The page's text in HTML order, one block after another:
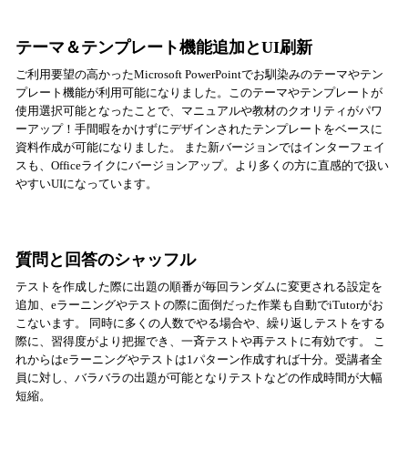
テーマ＆テンプレート機能追加とUI刷新
ご利用要望の高かったMicrosoft PowerPointでお馴染みのテーマやテン
プレート機能が利用可能になりました。このテーマやテンプレートが
使用選択可能となったことで、マニュアルや教材のクオリティがパワ
ーアップ！手間暇をかけずにデザインされたテンプレートをベースに
資料作成が可能になりました。 また新バージョンではインターフェイ
スも、Officeライクにバージョンアップ。より多くの方に直感的で扱い
やすいUIになっています。
質問と回答のシャッフル
テストを作成した際に出題の順番が毎回ランダムに変更される設定を
追加、eラーニングやテストの際に面倒だった作業も自動でiTutorがお
こないます。 同時に多くの人数でやる場合や、繰り返しテストをする
際に、習得度がより把握でき、一斉テストや再テストに有効です。 こ
れからはeラーニングやテストは1パターン作成すれば十分。受講者全
員に対し、バラバラの出題が可能となりテストなどの作成時間が大幅
短縮。